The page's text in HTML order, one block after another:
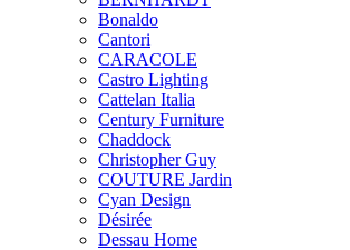
Bonaldo
Cantori
CARACOLE
Castro Lighting
Cattelan Italia
Century Furniture
Chaddock
Christopher Guy
COUTURE Jardin
Cyan Design
Désirée
Dessau Home